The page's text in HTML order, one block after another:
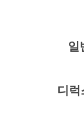
일
디럭